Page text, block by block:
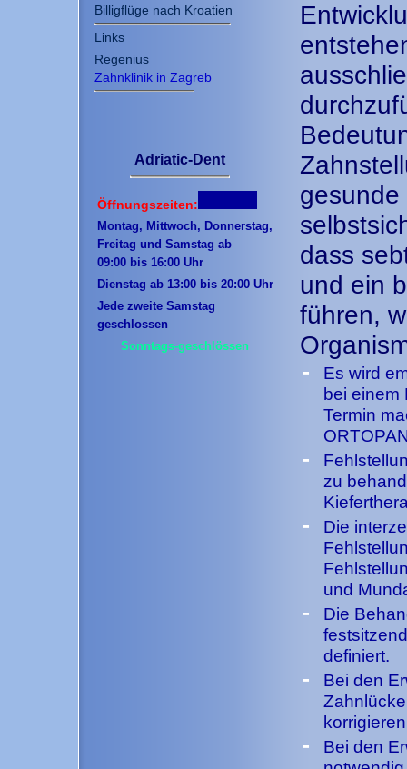
Billigflüge nach Kroatien
Links
Regenius
Zahnklinik in Zagreb
Adriatic-Dent
Öffnungszeiten:
Montag, Mittwoch, Donnerstag,
Freitag und Samstag ab
09:00 bis 16:00 Uhr
Dienstag ab 13:00 bis 20:00 Uhr
Jede zweite Samstag
geschlossen
Sonntags-geschlössen
dass
und ein
führen,
-
Es wird
bei einem
Termin
-
zu
-
Die
und
-
Die
definiert.
-
Bei den
-
Bei den